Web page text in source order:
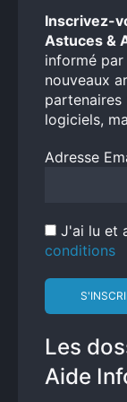
Inscrivez-
Astuces &
informé
nouveaux
partenaires
logiciels,
Adresse
J'ai lu et
conditions
Les
Aide